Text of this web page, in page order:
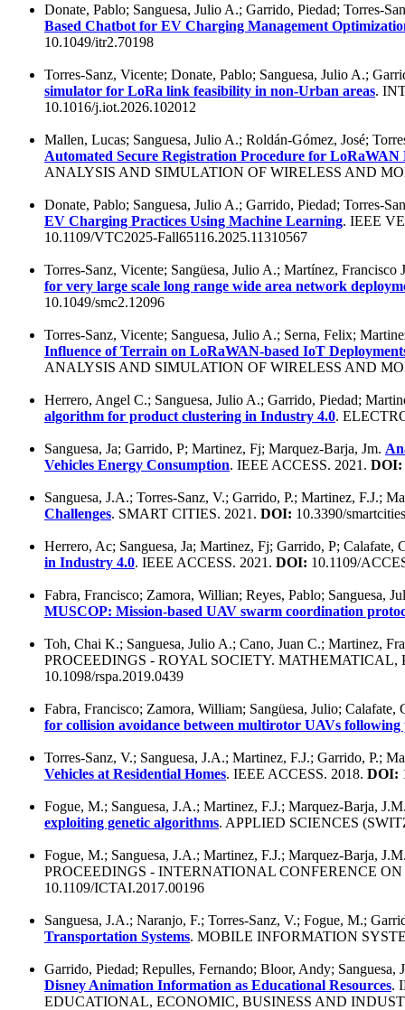
Donate, Pablo; Sanguesa, Julio A.; Garrido, Piedad; Torres-
Based Chatbot for EV Charging Management
10.1049/itr2.70198
Torres-Sanz, Vicente; Donate, Pablo; Sanguesa, Julio A.;
simulator for LoRa link feasibility in non-Urban areas.
10.1016/j.iot.2026.102012
Mallen, Lucas; Sanguesa, Julio A.; Roldán-Gómez, José;
Automated Secure Registration Procedure for LoRaWAN
ANALYSIS AND SIMULATION OF WIRELESS AND
Donate, Pablo; Sanguesa, Julio A.; Garrido, Piedad; Torres-
EV Charging Practices Using Machine Learning. IEEE
10.1109/VTC2025-Fall65116.2025.11310567
Torres-Sanz, Vicente; Sangüesa, Julio A.; Martínez,
for very large scale long range wide area network
10.1049/smc2.12096
Torres-Sanz, Vicente; Sanguesa, Julio A.; Serna, Felix;
Influence of Terrain on LoRaWAN-based IoT
ANALYSIS AND SIMULATION OF WIRELESS AND
Herrero, Angel C.; Sanguesa, Julio A.; Garrido, Piedad;
algorithm for product clustering in Industry 4.0.
Sanguesa, Ja; Garrido, P; Martinez, Fj; Marquez-Barja, Jm.
Vehicles Energy Consumption. IEEE ACCESS. 2021. DOI:
Sanguesa, J.A.; Torres-Sanz, V.; Garrido, P.; Martinez, F.J.;
Challenges. SMART CITIES. 2021. DOI: 10.3390/
Herrero, Ac; Sanguesa, Ja; Martinez, Fj; Garrido, P; Calafate,
in Industry 4.0. IEEE ACCESS. 2021. DOI: 10.1109/
Fabra, Francisco; Zamora, Willian; Reyes, Pablo; Sanguesa,
MUSCOP: Mission-based UAV swarm coordination
Toh, Chai K.; Sanguesa, Julio A.; Cano, Juan C.; Martinez,
PROCEEDINGS - ROYAL SOCIETY.
10.1098/rspa.2019.0439
Fabra, Francisco; Zamora, William; Sangüesa, Julio;
for collision avoidance between multirotor UAVs following
Torres-Sanz, V.; Sanguesa, J.A.; Martinez, F.J.; Garrido, P.;
Vehicles at Residential Homes. IEEE ACCESS. 2018. DOI:
Fogue, M.; Sanguesa, J.A.; Martinez, F.J.; Marquez-Barja,
exploiting genetic algorithms. APPLIED SCIENCES
Fogue, M.; Sanguesa, J.A.; Martinez, F.J.; Marquez-Barja,
PROCEEDINGS - INTERNATIONAL CONFERENCE
10.1109/ICTAI.2017.00196
Sanguesa, J.A.; Naranjo, F.; Torres-Sanz, V.; Fogue, M.;
Transportation Systems. MOBILE INFORMATION
Garrido, Piedad; Repulles, Fernando; Bloor, Andy;
Disney Animation Information as Educational Resources.
EDUCATIONAL, ECONOMIC, BUSINESS AND